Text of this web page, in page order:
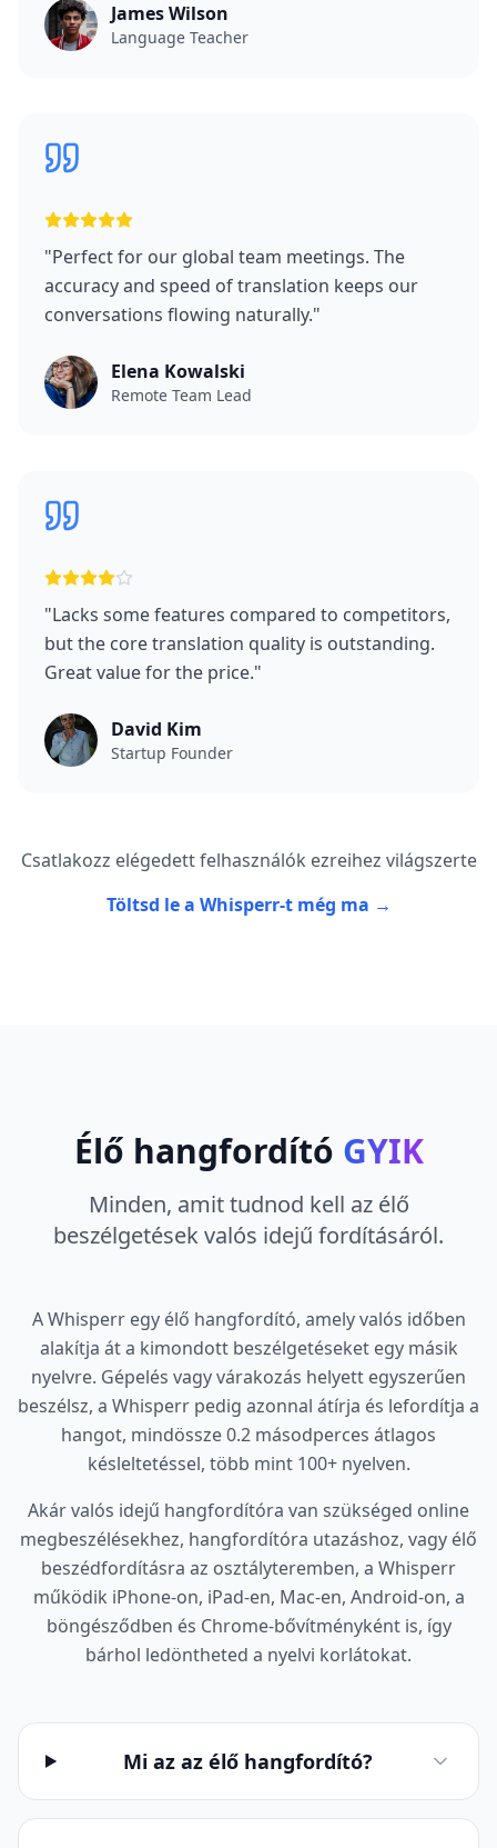
James Wilson
Language Teacher
"Perfect for our global team meetings. The
accuracy and speed of translation keeps our
conversations flowing naturally."
Elena Kowalski
Remote Team Lead
"Lacks some features compared to competitors,
but the core translation quality is outstanding.
Great value for the price."
David Kim
Startup Founder
Csatlakozz elégedett felhasználók ezreihez világszerte
Töltsd le a Whisperr-t még ma →
Élő hangfordító GYIK
Minden, amit tudnod kell az élő
beszélgetések valós idejű fordításáról.
A Whisperr egy élő hangfordító, amely valós időben
alakítja át a kimondott beszélgetéseket egy másik
nyelvre. Gépelés vagy várakozás helyett egyszerűen
beszélsz, a Whisperr pedig azonnal átírja és lefordítja a
hangot, mindössze 0.2 másodperces átlagos
késleltetéssel, több mint 100+ nyelven.
Akár valós idejű hangfordítóra van szükséged online
megbeszélésekhez, hangfordítóra utazáshoz, vagy élő
beszédfordításra az osztályteremben, a Whisperr
működik iPhone-on, iPad-en, Mac-en, Android-on, a
böngésződben és Chrome-bővítményként is, így
bárhol ledöntheted a nyelvi korlátokat.
Mi az az élő hangfordító?